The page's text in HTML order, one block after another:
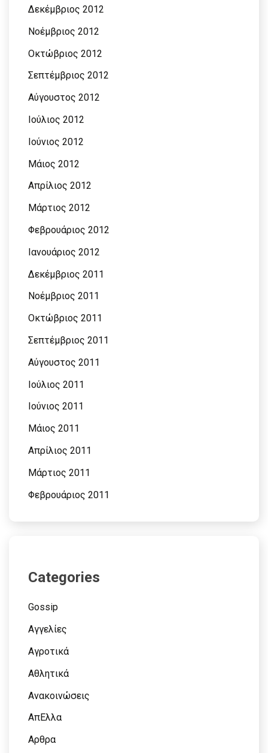
Δεκέμβριος 2012
Νοέμβριος 2012
Οκτώβριος 2012
Σεπτέμβριος 2012
Αύγουστος 2012
Ιούλιος 2012
Ιούνιος 2012
Μάιος 2012
Απρίλιος 2012
Μάρτιος 2012
Φεβρουάριος 2012
Ιανουάριος 2012
Δεκέμβριος 2011
Νοέμβριος 2011
Οκτώβριος 2011
Σεπτέμβριος 2011
Αύγουστος 2011
Ιούλιος 2011
Ιούνιος 2011
Μάιος 2011
Απρίλιος 2011
Μάρτιος 2011
Φεβρουάριος 2011
Categories
Gossip
Αγγελίες
Αγροτικά
Αθλητικά
Ανακοινώσεις
ΑπΕλλα
Αρθρα